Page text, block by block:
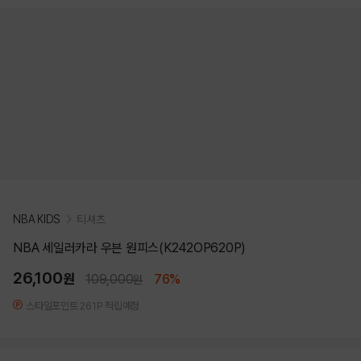
NBA KIDS 티셔츠
NBA 세일러카라 우븐 원피스(K242OP620P)
26,100원 109,000원 76%
스타일포인트 261P 적립예정